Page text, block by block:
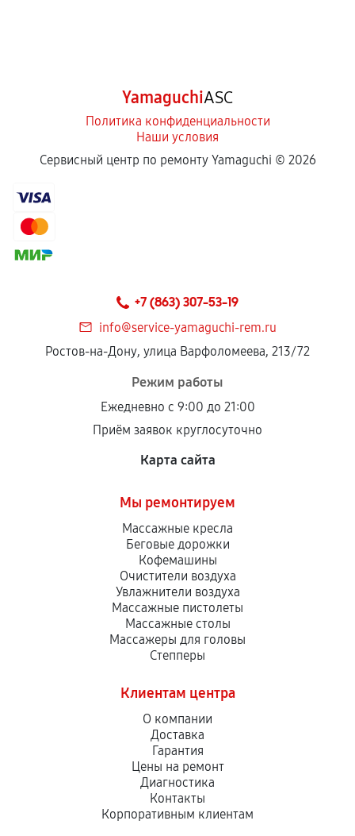
YamaguchiASC
Политика конфиденциальности
Наши условия
Сервисный центр по ремонту Yamaguchi © 2026
+7 (863) 307-53-19
info@service-yamaguchi-rem.ru
Ростов-на-Дону, улица Варфоломеева, 213/72
Режим работы
Ежедневно с 9:00 до 21:00
Приём заявок круглосуточно
Карта сайта
Мы ремонтируем
Массажные кресла
Беговые дорожки
Кофемашины
Очистители воздуха
Увлажнители воздуха
Массажные пистолеты
Массажные столы
Массажеры для головы
Степперы
Клиентам центра
О компании
Доставка
Гарантия
Цены на ремонт
Диагностика
Контакты
Корпоративным клиентам